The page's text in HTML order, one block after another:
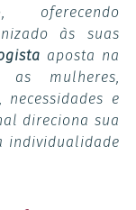
oferecendo
às suas
aposta na
as mulheres,
e
direciona sua
individualidade